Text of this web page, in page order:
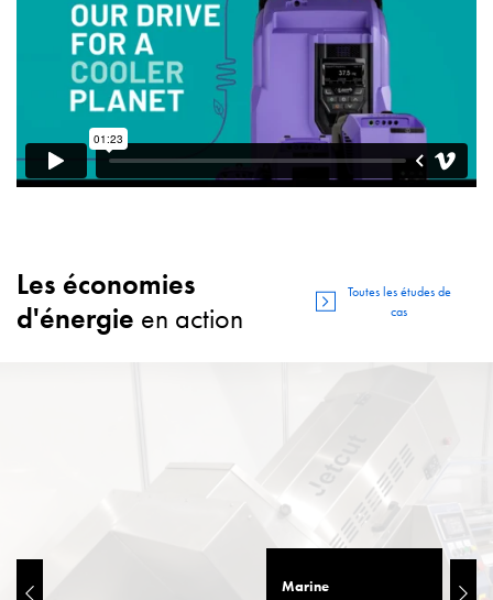
Les économies
d'énergie en action
Toutes les études de
cas
Marine